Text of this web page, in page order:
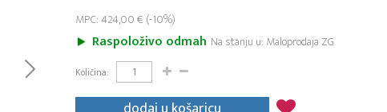
MPC: 424,00 € (-10%)
Raspoloživo odmah Na stanju u: Maloprodaja ZG
Količina: